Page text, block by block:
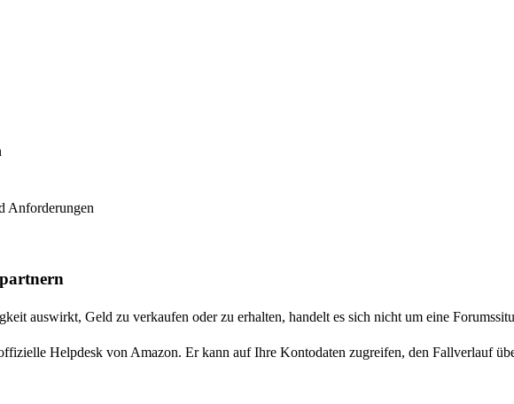
Anforderungen
auswirkt, Geld zu verkaufen oder zu erhalten, handelt es sich nicht um eine
Helpdesk von Amazon. Er kann auf Ihre Kontodaten zugreifen, den Fallverlauf